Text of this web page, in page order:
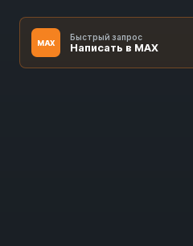
MAX
Быстрый запрос
Написать в MAX